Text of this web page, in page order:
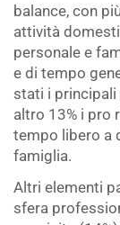
balance, con
attività
personale e
e di tempo
stati i
altro 13% i pro
tempo libero a
famiglia.
Altri elementi
sfera